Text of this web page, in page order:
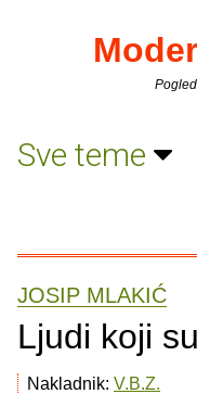
Sve teme
JOSIP MLAKIĆ
Ljudi koji
Nakladnik: V.B.Z.